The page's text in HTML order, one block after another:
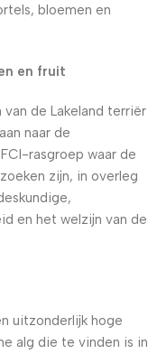
bloemen en
en fruit
de Lakeland terriër
naar de
rasgroep waar de
zijn, in overleg
en het welzijn van de
uitzonderlijk hoge
alg die te vinden is in